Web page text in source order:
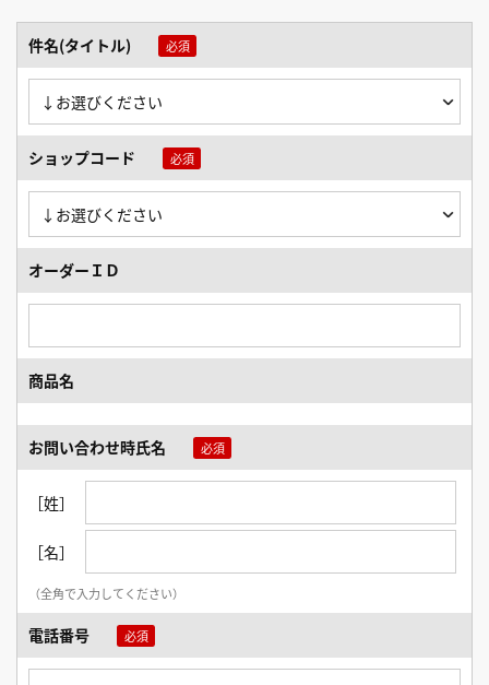
件名(タイトル)
ショップコード
オーダーＩＤ
商品名
お問い合わせ時氏名
［姓］
［名］
（全角で入力してください）
電話番号